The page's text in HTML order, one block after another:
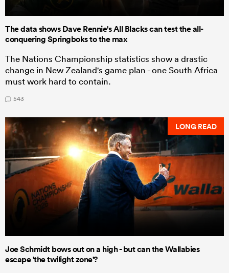
The data shows Dave Rennie's All Blacks can test the all-
conquering Springboks to the max
The Nations Championship statistics show a drastic
change in New Zealand's game plan - one South Africa
must work hard to contain.
543
LONG READ
Joe Schmidt bows out on a high - but can the Wallabies
escape 'the twilight zone'?